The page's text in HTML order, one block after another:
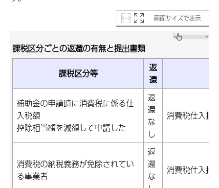
画面サイズで表示
課税区分ごとの返還の有無と提出書類
課税区分等
返
還
補助金の申請時に消費税に係る仕
入税額
控除相当額を減額して申請した
返
還
な
し
消費税仕入控
消費税の納税義務が免除されてい
る事業者
返
還
な
消費税仕入控